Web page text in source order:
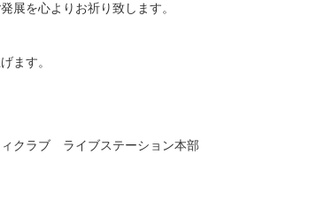
展を心よりお祈り致します。
ます。
クラブ ライブステーション本部